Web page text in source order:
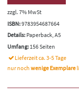
zzgl. 7% MwSt
ISBN:9783954687664
Details: Paperback, A5
Umfang: 156 Seiten
Lieferzeit ca. 3-5 Tage
nur noch wenige Exemplare